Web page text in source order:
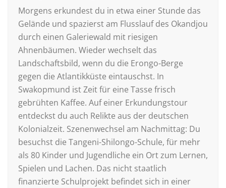
Morgens erkundest du in etwa einer Stunde das
Gelände und spazierst am Flusslauf des Okandjou
durch einen Galeriewald mit riesigen
Ahnenbäumen. Wieder wechselt das
Landschaftsbild, wenn du die Erongo-Berge
gegen die Atlantikküste eintauschst. In
Swakopmund ist Zeit für eine Tasse frisch
gebrühten Kaffee. Auf einer Erkundungstour
entdeckst du auch Relikte aus der deutschen
Kolonialzeit. Szenenwechsel am Nachmittag: Du
besuchst die Tangeni-Shilongo-Schule, für mehr
als 80 Kinder und Jugendliche ein Ort zum Lernen,
Spielen und Lachen. Das nicht staatlich
finanzierte Schulprojekt befindet sich in einer